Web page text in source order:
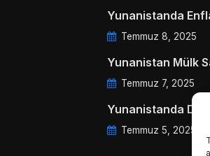
Yunanistanda
Temmuz 8, 2025
Yunanistan Mülk
Temmuz 7, 2025
Yunanistanda
Temmuz 5, 2025